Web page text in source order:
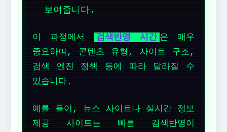
보여줍니다.
이 과정에서 검색반영 시간 은 매우
중요하며, 콘텐츠 유형, 사이트 구조,
검색 엔진 정책 등에 따라 달라질 수
있습니다.
예를 들어, 뉴스 사이트나 실시간 정보
제공 사이트는 빠른 검색반영이